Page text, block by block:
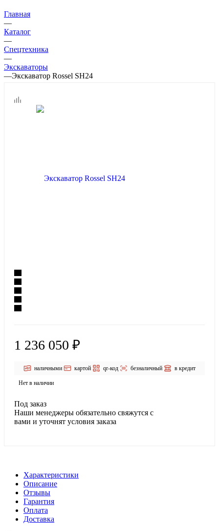
Главная
—
Каталог
—
Спецтехника
—
Экскаваторы
—Экскаватор Rossel SH24
1 236 050 ₽
наличными картой qr-код безналичный в кредит
Нет в наличии
Под заказ
Наши менеджеры обязательно свяжутся с
вами и уточнят условия заказа
Характеристики
Описание
Отзывы
Гарантия
Оплата
Доставка